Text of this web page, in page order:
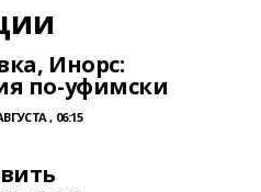
Инорс:
по-уфимски
, 06:15